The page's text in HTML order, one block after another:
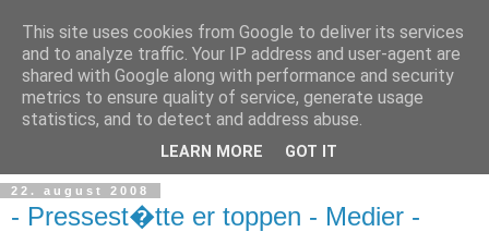
Teknologinyheter
22. august 2008
- Pressest�tte er toppen - Medier -
This site uses cookies from Google to deliver its services
and to analyze traffic. Your IP address and user-agent are
shared with Google along with performance and security
metrics to ensure quality of service, generate usage
statistics, and to detect and address abuse.
LEARN MORE GOT IT